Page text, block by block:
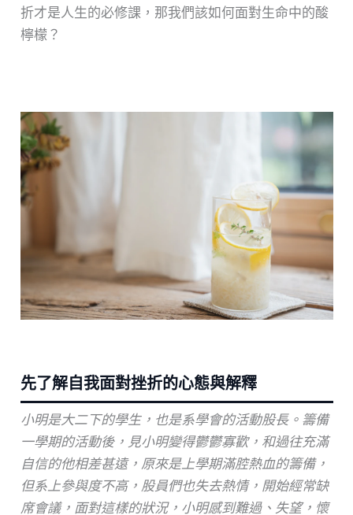
折才是人生的必修課，那我們該如何面對生命中的酸
檸檬？
先了解自我面對挫折的心態與解釋
小明是大二下的學生，也是系學會的活動股長。籌備
一學期的活動後，見小明變得鬱鬱寡歡，和過往充滿
自信的他相差甚遠，原來是上學期滿腔熱血的籌備，
但系上參與度不高，股員們也失去熱情，開始經常缺
席會議，面對這樣的狀況，小明感到難過、失望，懷